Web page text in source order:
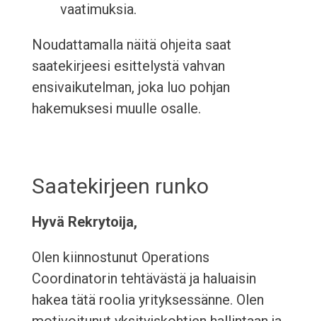
vaatimuksia.
Noudattamalla näitä ohjeita saat
saatekirjeesi esittelystä vahvan
ensivaikutelman, joka luo pohjan
hakemuksesi muulle osalle.
Saatekirjeen runko
Hyvä Rekrytoija,
Olen kiinnostunut Operations
Coordinatorin tehtävästä ja haluaisin
hakea tätä roolia yrityksessänne. Olen